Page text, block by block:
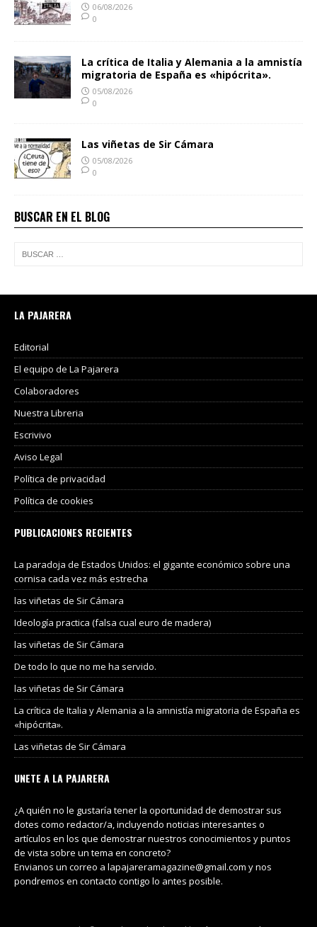
06/08/2026
0
La crítica de Italia y Alemania a la amnistía
migratoria de España es «hipócrita».
05/08/2026
0
Las viñetas de Sir Cámara
05/08/2026
0
BUSCAR EN EL BLOG
LA PAJARERA
Editorial
El equipo de La Pajarera
Colaboradores
Nuestra Libreria
Escrivivo
Aviso Legal
Política de privacidad
Política de cookies
PUBLICACIONES RECIENTES
La paradoja de Estados Unidos: el gigante económico sobre una
cornisa cada vez más estrecha
las viñetas de Sir Cámara
Ideología practica (falsa cual euro de madera)
las viñetas de Sir Cámara
De todo lo que no me ha servido.
las viñetas de Sir Cámara
La crítica de Italia y Alemania a la amnistía migratoria de España es
«hipócrita».
Las viñetas de Sir Cámara
UNETE A LA PAJARERA
¿A quién no le gustaría tener la oportunidad de demostrar sus
dotes como redactor/a, incluyendo noticias interesantes o
artículos en los que demostrar nuestros conocimientos y puntos
de vista sobre un tema en concreto?
Envianos un correo a lapajareramagazine@gmail.com y nos
pondremos en contacto contigo lo antes posible.